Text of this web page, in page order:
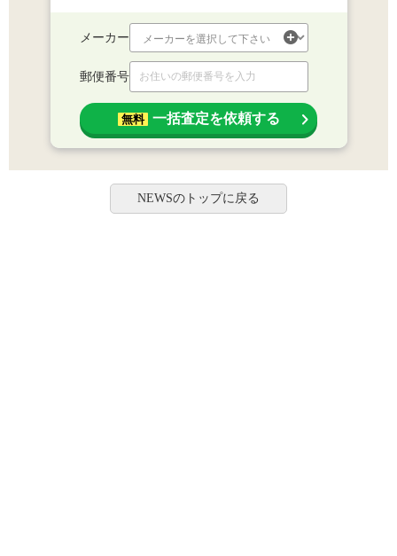
メーカー
郵便番号
無料 一括査定を依頼する
NEWSのトップに戻る